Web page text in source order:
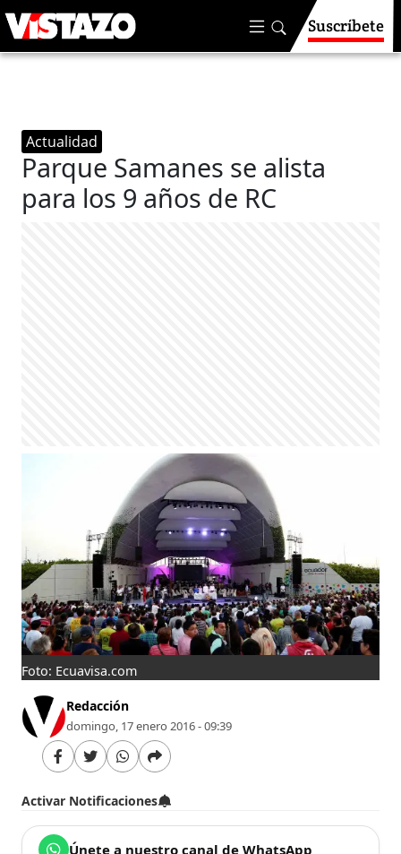
Suscríbete
Actualidad
Parque Samanes se alista
para los 9 años de RC
Foto: Ecuavisa.com
Redacción
domingo, 17 enero 2016 - 09:39
Activar Notificaciones
Únete a nuestro canal de WhatsApp